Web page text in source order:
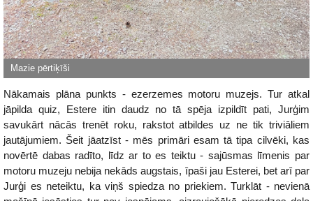
Nākamais plāna punkts - ezerzemes motoru muzejs. Tur atkal
jāpilda quiz, Estere itin daudz no tā spēja izpildīt pati, Jurģim
savukārt nācās trenēt roku, rakstot atbildes uz ne tik triviāliem
jautājumiem. Šeit jāatzīst - mēs primāri esam tā tipa cilvēki, kas
novērtē dabas radīto, līdz ar to es teiktu - sajūsmas līmenis par
motoru muzeju nebija nekāds augstais, īpaši jau Esterei, bet arī par
Jurģi es neteiktu, ka viņš spiedza no priekiem. Turklāt - nevienā